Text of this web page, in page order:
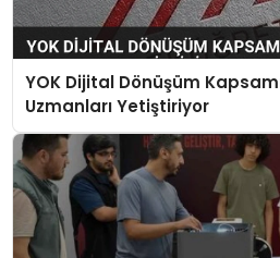
YOK Dijital Dönüşüm
Uzmanları Yetiştiriyor